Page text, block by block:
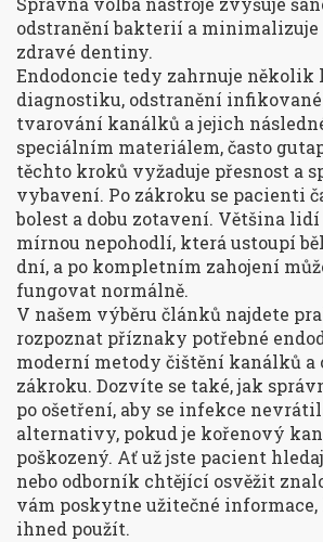
odstranění bakterií a minimalizuje
zdravé dentiny.
Endodoncie tedy zahrnuje několik
diagnostiku, odstranění
tvarování kanálků a jejich
speciálním materiálem, často
těchto kroků vyžaduje přesnost a
vybavení. Po zákroku se pacienti
bolest a dobu zotavení. Většina
mírnou nepohodlí, která ustoupí
dní, a po kompletním zahojení
fungovat normálně.
V našem výběru článků najdete
rozpoznat příznaky potřebné
moderní metody čištění kanálků a
zákroku. Dozvíte se také, jak
po ošetření, aby se infekce
alternativy, pokud je kořenový
poškozený. Ať už jste pacient
nebo odborník chtějící osvěžit
vám poskytne užitečné informace,
ihned použít.